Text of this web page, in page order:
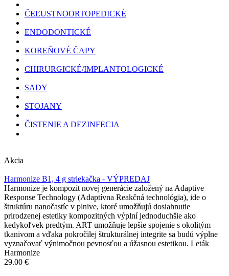
ČEĽUSTNOORTOPEDICKÉ
ENDODONTICKÉ
KOREŇOVÉ ČAPY
CHIRURGICKÉ/IMPLANTOLOGICKÉ
SADY
STOJANY
ČISTENIE A DEZINFECIA
Akcia
Harmonize B1, 4 g striekačka - VÝPREDAJ
Harmonize je kompozit novej generácie založený na Adaptive
Response Technology (Adaptívna Reakčná technológia), ide o
štruktúru nanočastíc v plnive, ktoré umožňujú dosiahnutie
prirodzenej estetiky kompozitných výplní jednoduchšie ako
kedykoľvek predtým. ART umožňuje lepšie spojenie s okolitým
tkanivom a vďaka pokročilej štrukturálnej integrite sa budú výplne
vyznačovať výnimočnou pevnosťou a úžasnou estetikou. Leták
Harmonize
29.00 €